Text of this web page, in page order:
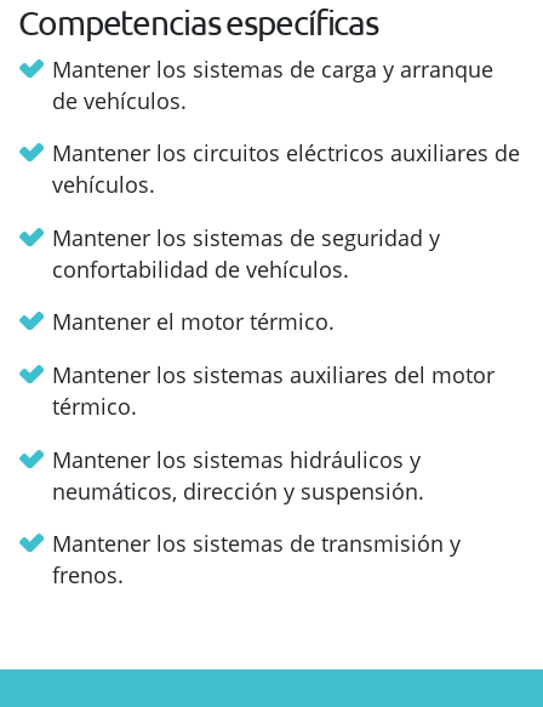
Competencias específicas
Mantener los sistemas de carga y arranque
de vehículos.
Mantener los circuitos eléctricos auxiliares de
vehículos.
Mantener los sistemas de seguridad y
confortabilidad de vehículos.
Mantener el motor térmico.
Mantener los sistemas auxiliares del motor
térmico.
Mantener los sistemas hidráulicos y
neumáticos, dirección y suspensión.
Mantener los sistemas de transmisión y
frenos.